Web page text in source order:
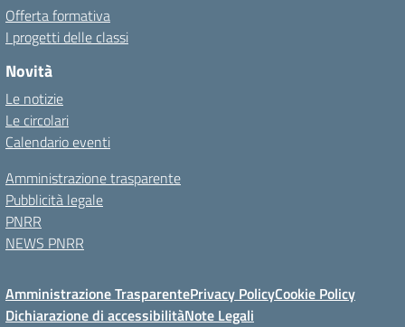
Offerta formativa
I progetti delle classi
Novità
Le notizie
Le circolari
Calendario eventi
Amministrazione trasparente
Pubblicità legale
PNRR
NEWS PNRR
Amministrazione TrasparentePrivacy PolicyCookie Policy
Dichiarazione di accessibilitàNote Legali